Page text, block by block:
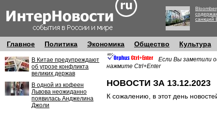
санкций
Главное Политика Экономика Общество Культура
В Китае предупреждают
об угрозе конфликта
великих держав
В одной из кофеен
Львова неожиданно
появилась Анджелина
Джоли
Если Вы заметили
нажмите Ctrl+Enter
НОВОСТИ ЗА 13.12.2023
К сожалению, в этот день